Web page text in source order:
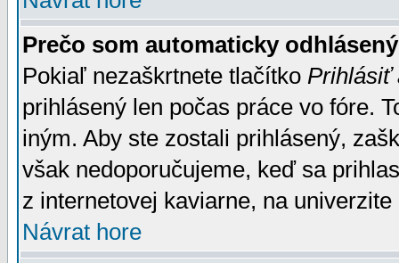
Prečo som automaticky
Pokiaľ nezaškrtnete tlačítko Prihlásiť
prihlásený len počas práce vo fóre.
iným. Aby ste zostali prihlásený,
však nedoporučujeme, keď sa
z internetovej kaviarne, na univerzite
Návrat hore